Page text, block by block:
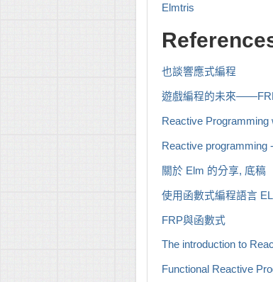
Elmtris
也談響應式編程
遊戲編程的未來
Reactive Programming
Reactive programming
關於 Elm 的分享, 底稿
使用函數式編程語言
FRP與函數式
The introduction to
Functional Reactive